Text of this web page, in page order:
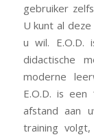
gebruiker
U kunt al
u wil. E.O.D.
didactische
moderne
E.O.D. is
afstand aan
training